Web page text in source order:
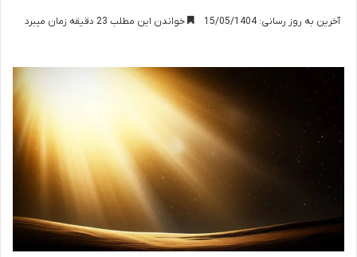
آخرین به روز رسانی: 15/05/1404 خواندن این مطلب 23 دقیقه زمان میبرد